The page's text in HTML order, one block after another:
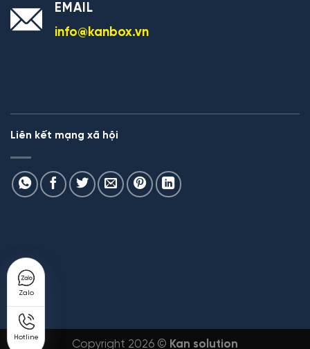
Zalo
Hotline
EMAIL
info@kanbox.vn
Liên kết mạng xã hội
Copyright 2026 © Kan solution